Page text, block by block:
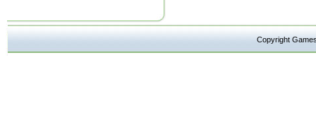
Copyright